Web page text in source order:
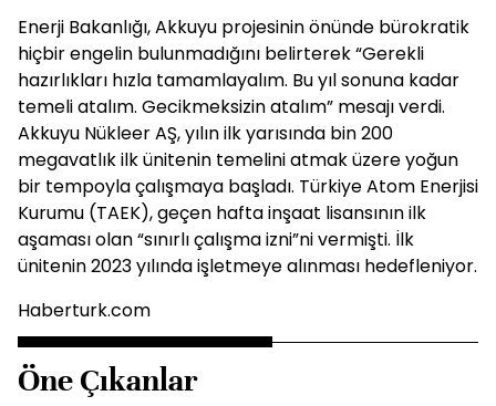
Enerji Bakanlığı, Akkuyu projesinin önünde bürokratik
hiçbir engelin bulunmadığını belirterek “Gerekli
hazırlıkları hızla tamamlayalım. Bu yıl sonuna kadar
temeli atalım. Gecikmeksizin atalım” mesajı verdi.
Akkuyu Nükleer AŞ, yılın ilk yarısında bin 200
megavatlık ilk ünitenin temelini atmak üzere yoğun
bir tempoyla çalışmaya başladı. Türkiye Atom Enerjisi
Kurumu (TAEK), geçen hafta inşaat lisansının ilk
aşaması olan “sınırlı çalışma izni”ni vermişti. İlk
ünitenin 2023 yılında işletmeye alınması hedefleniyor.
Haberturk.com
Öne Çıkanlar